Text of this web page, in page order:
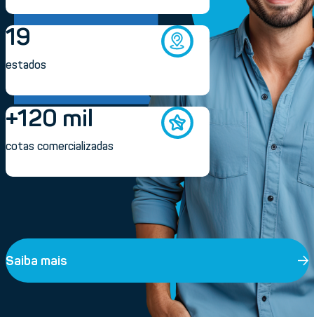
19
estados
+120 mil
cotas comercializadas
Saiba mais